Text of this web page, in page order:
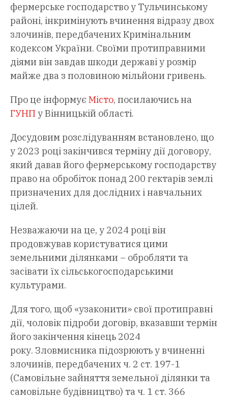
фермерське господарство у Тульчинському
районі, інкримінують вчинення відразу двох
злочинів, передбачених Кримінальним
кодексом України. Своїми протиправними
діями він завдав шкоди державі у розмір
майже два з половиною мільйони гривень.
Про це інформує Місто, посилаючись на
ГУНП у Вінницькій області.
Досудовим розслідуванням встановлено, що
у 2023 році закінчився терміну дії договору,
який давав його фермерському господарству
право на обробіток понад 200 гектарів землі
призначених для дослідних і навчальних
цілей.
Незважаючи на це, у 2024 році він
продовжував користуватися цими
земельними ділянками – обробляти та
засівати їх сільськогосподарськими
культурами.
Для того, щоб «узаконити» свої протиправні
дії, чоловік підроби договір, вказавши термін
його закінчення кінець 2024
року. Зловмисника підозрюють у вчиненні
злочинів, передбачених ч. 2 ст. 197-1
(Самовільне зайняття земельної ділянки та
самовільне будівництво) та ч. 1 ст. 366